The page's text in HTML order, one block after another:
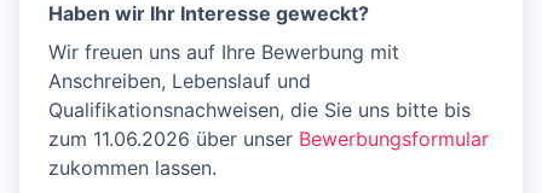
Haben wir Ihr Interesse geweckt?
Wir freuen uns auf Ihre Bewerbung mit
Anschreiben, Lebenslauf und
Qualifikationsnachweisen, die Sie uns bitte bis
zum 11.06.2026 über unser Bewerbungsformular
zukommen lassen.